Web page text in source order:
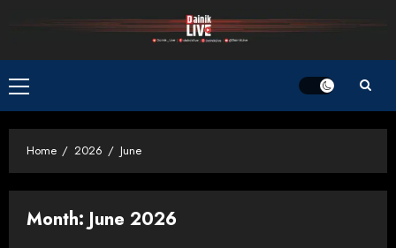
Primary
Menu
Home 2026 June
Month: June 2026